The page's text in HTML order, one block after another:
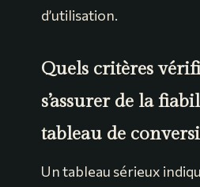
d’utilisation.
Quels critères
s’assurer de la
tableau de
Un tableau sérieux